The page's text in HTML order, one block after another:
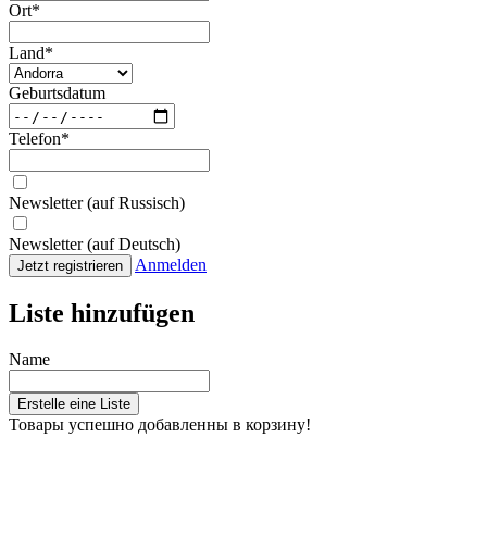
Ort*
Land*
Geburtsdatum
Telefon*
Newsletter (auf Russisch)
Newsletter (auf Deutsch)
Jetzt registrieren Anmelden
Liste hinzufügen
Name
Erstelle eine Liste
Товары успешно добавленны в корзину!